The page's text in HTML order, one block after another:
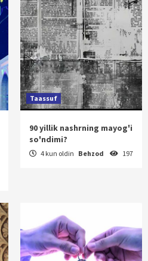
Taassuf
90 yillik nashrning mayog'i
so'ndimi?
4 kun oldin Behzod 197